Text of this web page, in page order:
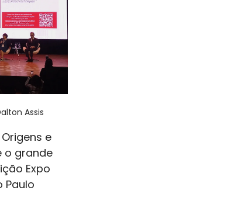
Assis
e
o grande
Expo
Paulo